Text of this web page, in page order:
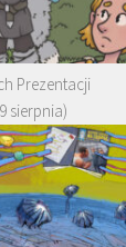
Prezentacji
sierpnia)